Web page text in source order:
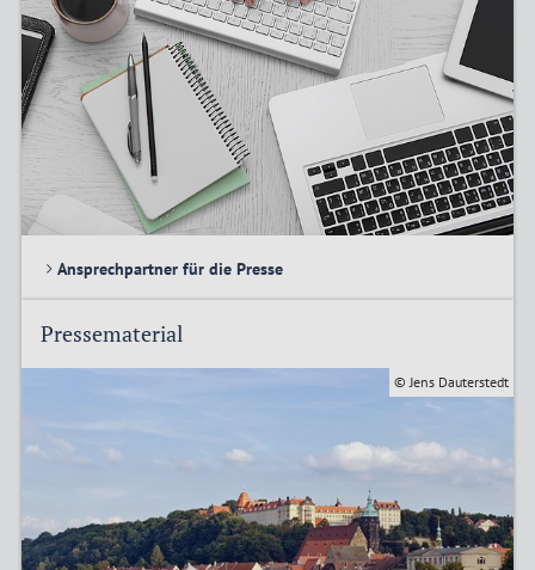
Ansprechpartner für die Presse
Pressematerial
© Jens Dauterstedt